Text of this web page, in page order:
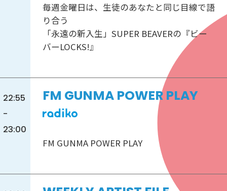
毎週金曜日は、生徒のあなたと同じ目線で語
り合う
「永遠の新入生」SUPER BEAVERの『ビー
バーLOCKS!』
22:55
-
23:00
FM GUNMA POWER PLAY
FM GUNMA POWER PLAY